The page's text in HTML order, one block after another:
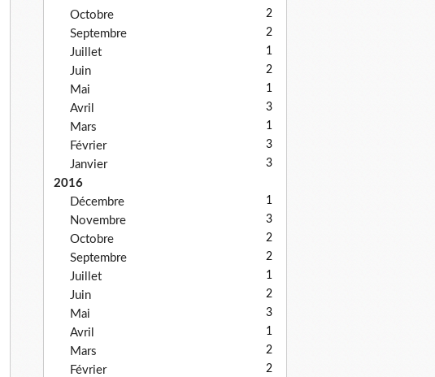
Octobre 2
Septembre 2
Juillet 1
Juin 2
Mai 1
Avril 3
Mars 1
Février 3
Janvier 3
2016
Décembre
1
Novembre 3
Octobre 2
Septembre 2
Juillet 1
Juin 2
Mai 3
Avril 1
Mars 2
Février 2